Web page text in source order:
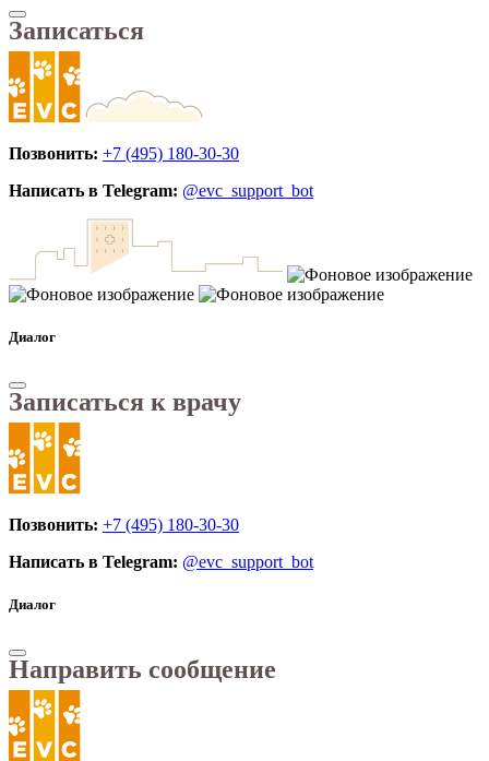
Записаться
Позвонить: +7 (495) 180-30-30
Написать в Telegram: @evc_support_bot
Диалог
Записаться к врачу
Позвонить: +7 (495) 180-30-30
Написать в Telegram: @evc_support_bot
Диалог
Направить сообщение